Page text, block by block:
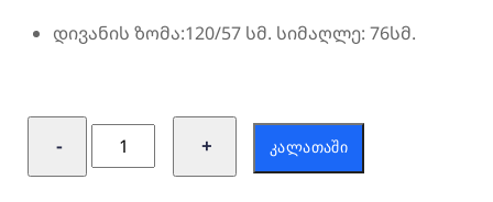
დივანის ზომა:120/57 სმ. სიმაღლე: 76სმ.
−
რაოდენობა:
ეზოს
+ ᲙᲐᲚᲐᲗᲐᲨᲘ